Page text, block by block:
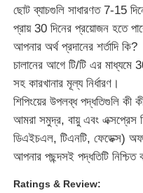
ছোট ব্যাচগুলি সাধারণত 7-15
প্রায় 30 দিনের প্রয়োজন হতে
আপনার অর্থ প্রদানের শর্তাদি কি?
চালানের আগে টি/টি এর মাধ্যমে
সহ কারখানার মূল্য নির্ধারণ।
শিপিংয়ের উপলব্ধ পদ্ধতিগুলি কী
আমরা সমুদ্র, বায়ু এবং এক্সপ্রেস
ডিএইচএল, টিএনটি, ফেডেক্স)
আপনার পছন্দসই পদ্ধতিটি
Ratings & Review: